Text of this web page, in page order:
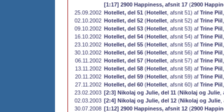
[1:17] 2900 Happiness, afsnit 17 (2900
25.09.2002 Hotellet, del 51 (Hotellet , afsnit 51) af Trine Piil
02.10.2002 Hotellet, del 52 (Hotellet , afsnit 52) af Trine Piil
09.10.2002 Hotellet, del 53 (Hotellet , afsnit 53) af Trine Piil
16.10.2002 Hotellet, del 54 (Hotellet , afsnit 54) af Trine Piil
23.10.2002 Hotellet, del 55 (Hotellet , afsnit 55) af Trine Piil
30.10.2002 Hotellet, del 56 (Hotellet , afsnit 56) af Trine Piil
06.11.2002 Hotellet, del 57 (Hotellet , afsnit 57) af Trine Piil
13.11.2002 Hotellet, del 58 (Hotellet , afsnit 58) af Trine Piil
20.11.2002 Hotellet, del 59 (Hotellet , afsnit 59) af Trine Piil
27.11.2002 Hotellet, del 60 (Hotellet , afsnit 60) af Trine Piil
23.02.2003 [2:3] Nikolaj og Julie, del 11 (Nikolaj og Julie
02.03.2003 [2:4] Nikolaj og Julie, del 12 (Nikolaj og Julie
30.07.2008 [1:12] 2900 Happiness, afsnit 12 (2900